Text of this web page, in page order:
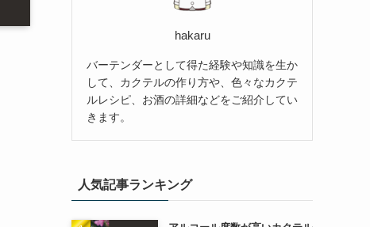
hakaru
バーテンダーとして得た経験や知識を生か
して、カクテルの作り方や、色々なカクテ
ルレシピ、お酒の詳細などをご紹介してい
きます。
人気記事ランキング